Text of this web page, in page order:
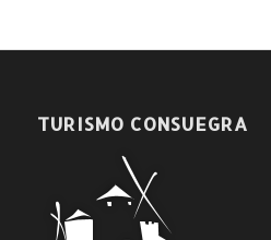
TURISMO CONSUEGRA